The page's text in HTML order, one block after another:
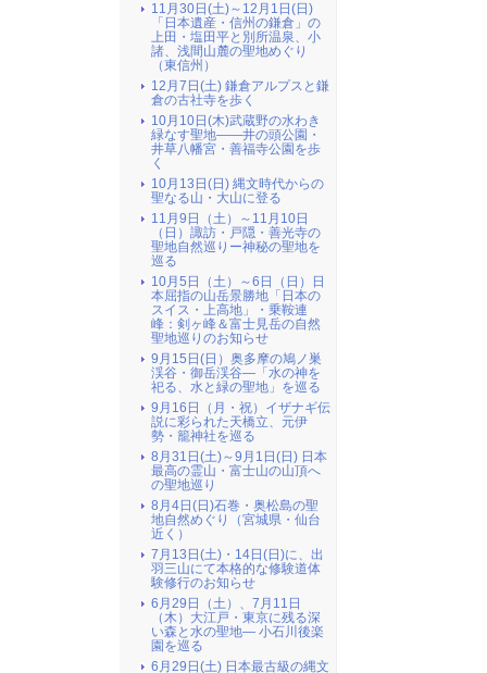
11月30日(土)～12月1日(日)
「日本遺産・信州の鎌倉」の
上田・塩田平と別所温泉、小
諸、浅間山麓の聖地めぐり
（東信州）
12月7日(土) 鎌倉アルプスと鎌
倉の古社寺を歩く
10月10日(木)武蔵野の水わき
緑なす聖地――井の頭公園・
井草八幡宮・善福寺公園を歩
く
10月13日(日) 縄文時代からの
聖なる山・大山に登る
11月9日（土）～11月10日
（日）諏訪・戸隠・善光寺の
聖地自然巡りー神秘の聖地を
巡る
10月5日（土）～6日（日）日
本屈指の山岳景勝地「日本の
スイス・上高地」・乗鞍連
峰：剣ヶ峰＆富士見岳の自然
聖地巡りのお知らせ
9月15日(日）奥多摩の鳩ノ巣
渓谷・御岳渓谷―「水の神を
祀る、水と緑の聖地」を巡る
9月16日（月・祝）イザナギ伝
説に彩られた天橋立、元伊
勢・籠神社を巡る
8月31日(土)～9月1日(日) 日本
最高の霊山・富士山の山頂へ
の聖地巡り
8月4日(日)石巻・奥松島の聖
地自然めぐり（宮城県・仙台
近く）
7月13日(土)・14日(日)に、出
羽三山にて本格的な修験道体
験修行のお知らせ
6月29日（土）、7月11日
（木）大江戸・東京に残る深
い森と水の聖地― 小石川後楽
園を巡る
6月29日(土) 日本最古級の縄文